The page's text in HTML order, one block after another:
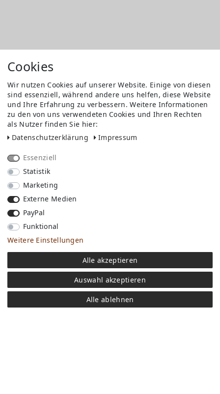
Versandkosten
Bezahlen
Widerrufs­recht
Impressum
Store
FAQ
Jobs
Cookies
Wir nutzen Cookies auf unserer Website. Einige von diesen
sind essenziell, während andere uns helfen, diese Website
und Ihre Erfahrung zu verbessern. Weitere Informationen
zu den von uns verwendeten Cookies und Ihren Rechten
als Nutzer finden Sie hier:
Daten­schutz­erklärung
Impressum
Essenziell
Statistik
Marketing
Externe Medien
PayPal
Funktional
Weitere Einstellungen
Alle akzeptieren
Auswahl akzeptieren
Alle ablehnen